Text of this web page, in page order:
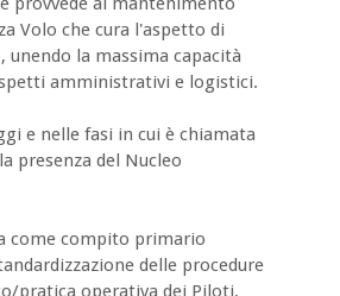
Volo che cura l'aspetto di
la massima capacità
amministrativi e logistici.
e nelle fasi in cui è chiamata
presenza del Nucleo
come compito primario
delle procedure
pratica operativa dei Piloti,